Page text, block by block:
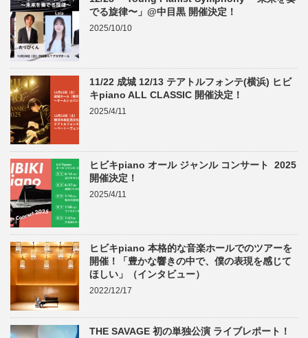
でる旋律〜」@中目黒 開催決定！
2025/10/10
11/22 成城 12/13 テアトルフォンテ(横浜) ヒビ
キpiano ALL CLASSIC 開催決定！
2025/4/11
ヒビキpiano オール ジャンル コンサート 2025
開催決定！
2025/4/11
ヒビキpiano 本格的な音楽ホールでのツアーを
開催！「豊かな響きの中で、僕の表現を感じて
ほしい」（インタビュー）
2022/12/17
THE SAVAGE 初の単独公演 ライブレポート！